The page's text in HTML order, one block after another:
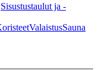
Sisustustaulut ja -
ValaistusSauna